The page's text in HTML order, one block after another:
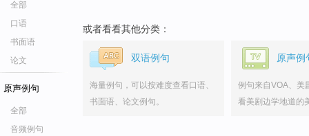
全部
口语
书面语
论文
原声例句
全部
音频例句
或者看看其他分类：
双语例句
海量例句，可以按难度查看口语、
书面语、论文例句。
原声例
例句来自VOA、美
看美剧边学地道的